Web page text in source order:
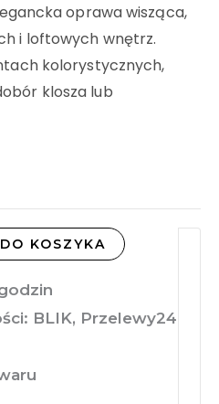
oprawa wisząca,
i loftowych wnętrz.
kolorystycznych,
klosza lub
KOSZYKA
BLIK, Przelewy24,